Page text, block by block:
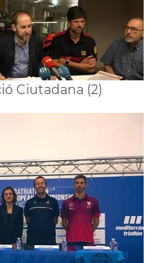
Ciutadana (2)